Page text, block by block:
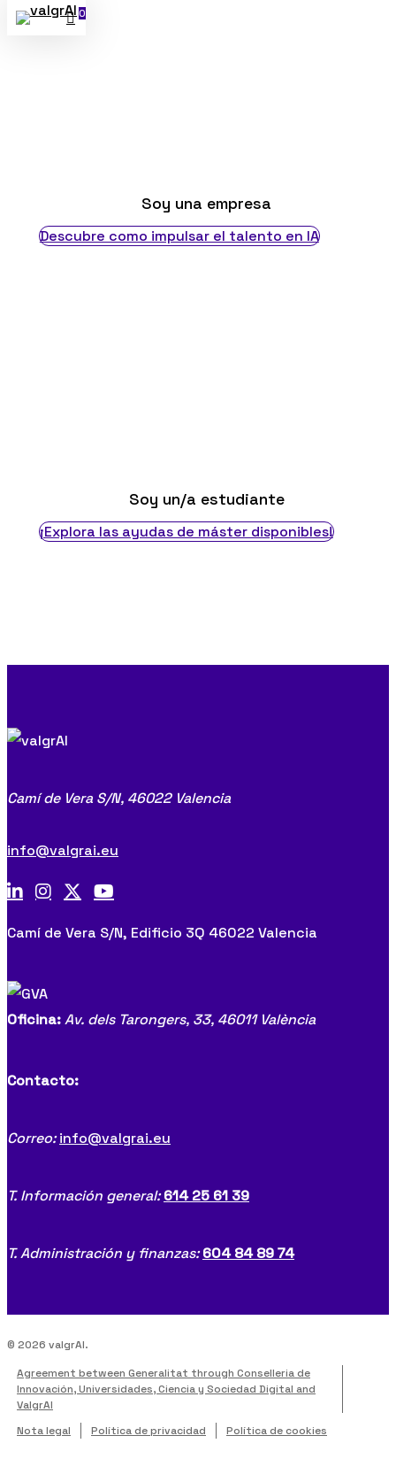
Skip
search
0
Soy una empresa
Descubre como impulsar el talento en IA
Soy un/a estudiante
¡Explora las ayudas de máster disponibles!
Camí de Vera S/N, 46022 Valencia
info@valgrai.eu
Camí de Vera S/N, Edificio 3Q 46022 Valencia
Oficina:Av. dels Tarongers, 33, 46011 València
Contacto:
Correo: info@valgrai.eu
T. Información general:614 25 61 39
T. Administración y finanzas:604 84 89 74
© 2026 valgrAI.
Agreement between Generalitat through Conselleria de
Innovación, Universidades, Ciencia y Sociedad Digital and
ValgrAI
Nota legal
Política de privacidad Política de cookies